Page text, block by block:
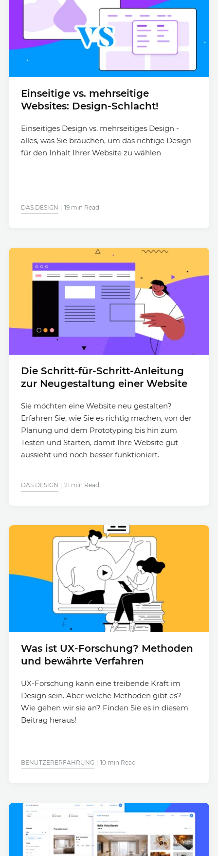
Einseitige vs. mehrseitige
Websites: Design-Schlacht!
Einseitiges Design vs. mehrseitiges Design -
alles, was Sie brauchen, um das richtige Design
für den Inhalt Ihrer Website zu wählen
DAS DESIGN 19 min Read
Die Schritt-für-Schritt-Anleitung
zur Neugestaltung einer Website
Sie möchten eine Website neu gestalten?
Erfahren Sie, wie Sie es richtig machen, von der
Planung und dem Prototyping bis hin zum
Testen und Starten, damit Ihre Website gut
aussieht und noch besser funktioniert.
DAS DESIGN 21 min Read
Was ist UX-Forschung? Methoden
und bewährte Verfahren
UX-Forschung kann eine treibende Kraft im
Design sein. Aber welche Methoden gibt es?
Wie gehen wir sie an? Finden Sie es in diesem
Beitrag heraus!
BENUTZERERFAHRUNG 10 min Read